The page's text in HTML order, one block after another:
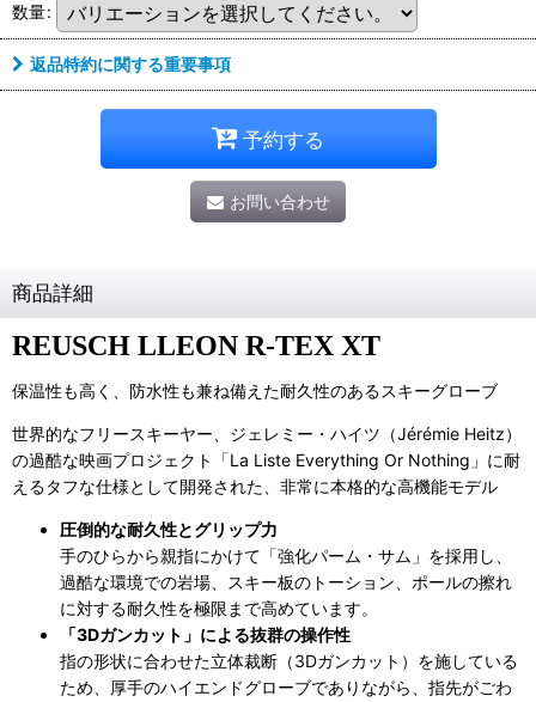
数量:
返品特約に関する重要事項
予約する
お問い合わせ
商品詳細
REUSCH LLEON R-TEX XT
保温性も高く、防水性も兼ね備えた耐久性のあるスキーグローブ
世界的なフリースキーヤー、ジェレミー・ハイツ（Jérémie Heitz）
の過酷な映画プロジェクト「La Liste Everything Or Nothing」に耐
えるタフな仕様として開発された、非常に本格的な高機能モデル
圧倒的な耐久性とグリップ力
手のひらから親指にかけて「強化パーム・サム」を採用し、
過酷な環境での岩場、スキー板のトーション、ポールの擦れ
に対する耐久性を極限まで高めています。
「3Dガンカット」による抜群の操作性
指の形状に合わせた立体裁断（3Dガンカット）を施している
ため、厚手のハイエンドグローブでありながら、指先がごわ